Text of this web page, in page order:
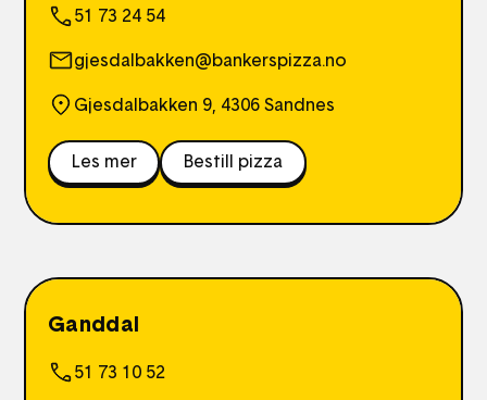
51 73 24 54
gjesdalbakken@bankerspizza.no
Gjesdalbakken 9, 4306 Sandnes
Les mer Bestill pizza
Ganddal
51 73 10 52